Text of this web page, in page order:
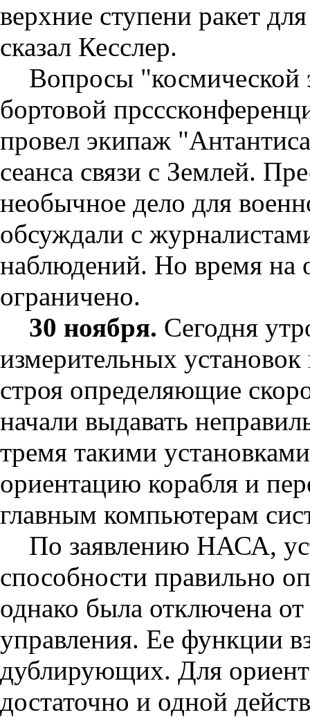
верхние ступени ракет
сказал Кесслер.
Вопросы "космической
бортовой
провел экипаж
сеанса связи с Землей.
необычное дело для
обсуждали с
наблюдений. Но время на
ограничено.
30 ноября. Сегодня
измерительных
строя определяющие
начали выдавать
тремя такими
ориентацию корабля и
главным компьютерам
По заявлению НАСА,
способности правильно
однако была отключена
управления. Ее функции
дублирующих. Для
достаточно и одной